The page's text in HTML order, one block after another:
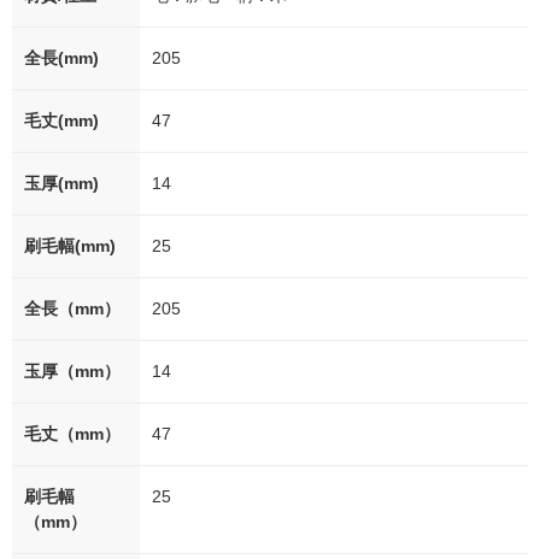
全長(mm) 205
毛丈(mm) 47
玉厚(mm) 14
刷毛幅(mm) 25
全長（mm） 205
玉厚（mm） 14
毛丈（mm） 47
刷毛幅
（mm）
25